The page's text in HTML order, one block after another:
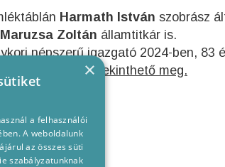
Harmath István szobrász
Maruzsa Zoltán államtitkár is.
népszerű igazgató 2024-ben, 83
galériánk itt tekinthető meg.
×
a felhasználói
A weboldalunk
az összes süti
szabályzatunknak